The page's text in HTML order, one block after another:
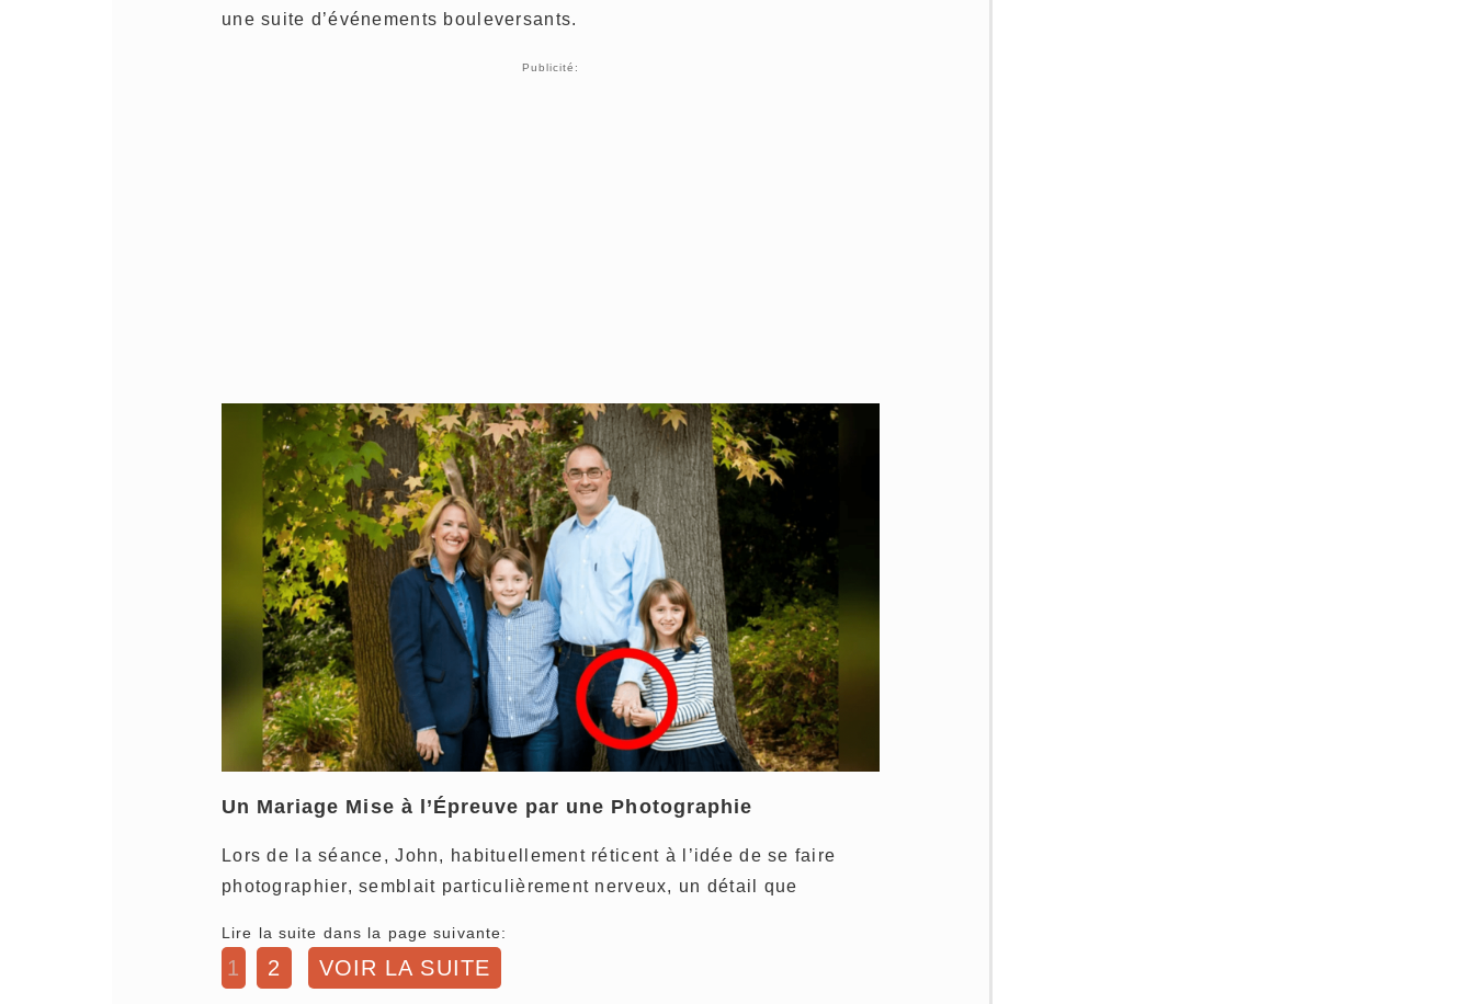
une suite d’événements bouleversants.
Publicité:
Un Mariage Mise à l’Épreuve par une Photographie
Lors de la séance, John, habituellement réticent à l’idée de se faire
photographier, semblait particulièrement nerveux, un détail que
Lire la suite dans la page suivante:
1 2 VOIR LA SUITE